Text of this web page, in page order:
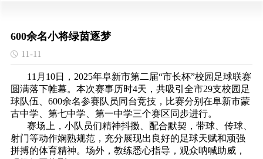
600余名小将绿茵逐梦
11-11
11月10日，2025年阜新市第二届“市长杯”校园足球联赛
圆满落下帷幕。本次赛事历时4天，共吸引全市29支校园足
球队伍、600余名参赛队员同台竞技，比赛分别在阜新市蒙
古中学、第七中学、第一中学三个赛区同步进行。
赛场上，小队员们精神抖擞、配合默契，带球、传球、
射门等动作娴熟规范，充分展现出良好的足球天赋和顽强
拼搏的体育精神。场外，教练悉心指导，观众呐喊助威，